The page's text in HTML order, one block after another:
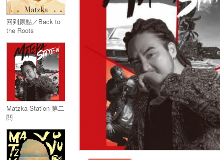
回到原點／Back to
the Roots
Matzka Station 第二
關